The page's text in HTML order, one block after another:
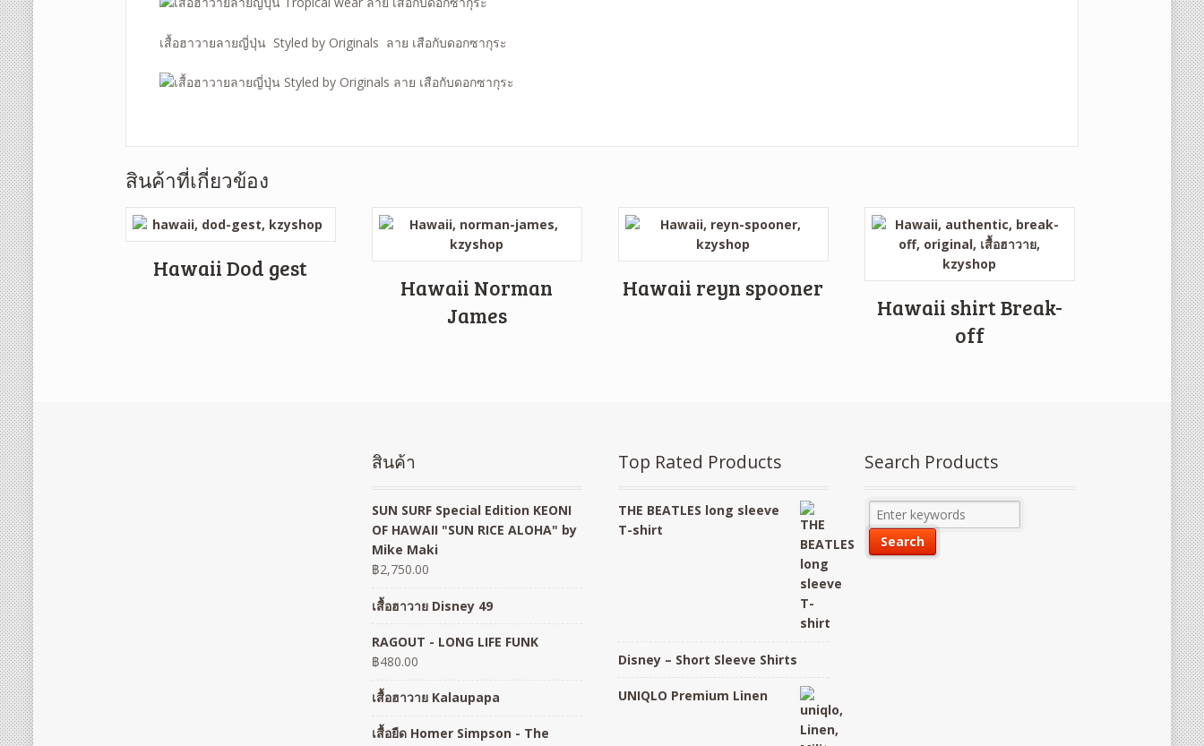
เสื้อฮาวายลายญี่ปุ่น Styled by Originals ลาย เสือกับดอกซากุระ
สินค้าที่เกี่ยวข้อง
Hawaii Dod gest
Hawaii Norman
James
Hawaii reyn spooner
Hawaii shirt Break-
off
สินค้า
SUN SURF Special Edition KEONI
OF HAWAII "SUN RICE ALOHA" by
Mike Maki
฿2,750.00
เสื้อฮาวาย Disney 49
RAGOUT - LONG LIFE FUNK
฿480.00
เสื้อฮาวาย Kalaupapa
เสื้อยืด Homer Simpson - The
Top Rated Products
THE BEATLES long sleeve
T-shirt
Disney – Short Sleeve Shirts
UNIQLO Premium Linen
Search Products